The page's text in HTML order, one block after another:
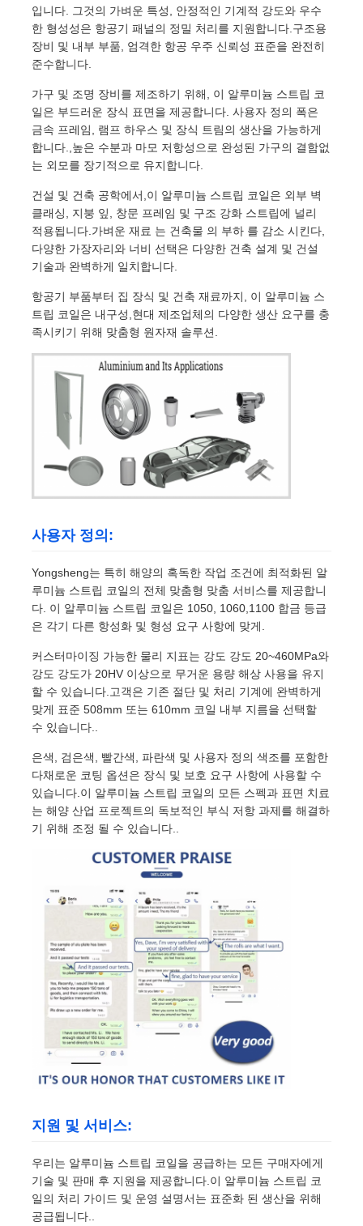
입니다. 그것의 가벼운 특성, 안정적인 기계적 강도와 우수
한 형성성은 항공기 패널의 정밀 처리를 지원합니다.구조용
장비 및 내부 부품, 엄격한 항공 우주 신뢰성 표준을 완전히
준수합니다.
가구 및 조명 장비를 제조하기 위해, 이 알루미늄 스트립 코
일은 부드러운 장식 표면을 제공합니다. 사용자 정의 폭은
금속 프레임, 램프 하우스 및 장식 트림의 생산을 가능하게
합니다.,높은 수분과 마모 저항성으로 완성된 가구의 결함없
는 외모를 장기적으로 유지합니다.
건설 및 건축 공학에서,이 알루미늄 스트립 코일은 외부 벽
클래싱, 지붕 잎, 창문 프레임 및 구조 강화 스트립에 널리
적용됩니다.가벼운 재료 는 건축물 의 부하 를 감소 시킨다,
다양한 가장자리와 너비 선택은 다양한 건축 설계 및 건설
기술과 완벽하게 일치합니다.
항공기 부품부터 집 장식 및 건축 재료까지, 이 알루미늄 스
트립 코일은 내구성,현대 제조업체의 다양한 생산 요구를 충
족시키기 위해 맞춤형 원자재 솔루션.
사용자 정의:
Yongsheng는 특히 해양의 혹독한 작업 조건에 최적화된 알
루미늄 스트립 코일의 전체 맞춤형 맞춤 서비스를 제공합니
다. 이 알루미늄 스트립 코일은 1050, 1060,1100 합금 등급
은 각기 다른 항성화 및 형성 요구 사항에 맞게.
커스터마이징 가능한 물리 지표는 강도 강도 20~460MPa와
강도 강도가 20HV 이상으로 무거운 용량 해상 사용을 유지
할 수 있습니다.고객은 기존 절단 및 처리 기계에 완벽하게
맞게 표준 508mm 또는 610mm 코일 내부 지름을 선택할
수 있습니다..
은색, 검은색, 빨간색, 파란색 및 사용자 정의 색조를 포함한
다채로운 코팅 옵션은 장식 및 보호 요구 사항에 사용할 수
있습니다.이 알루미늄 스트립 코일의 모든 스펙과 표면 치료
는 해양 산업 프로젝트의 독보적인 부식 저항 과제를 해결하
기 위해 조정 될 수 있습니다..
지원 및 서비스:
우리는 알루미늄 스트립 코일을 공급하는 모든 구매자에게
기술 및 판매 후 지원을 제공합니다.이 알루미늄 스트립 코
일의 처리 가이드 및 운영 설명서는 표준화 된 생산을 위해
공급됩니다..